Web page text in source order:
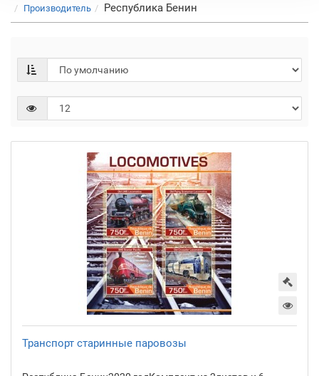
Производитель Республика Бенин
Транспорт старинные паровозы